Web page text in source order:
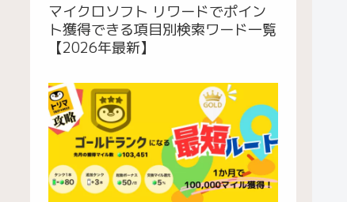
マイクロソフト リワードでポイン
ト獲得できる項目別検索ワード一覧
【2026年最新】